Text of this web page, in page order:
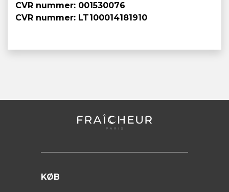
CVR nummer: 001530076
CVR nummer: LT100014181910
KØB